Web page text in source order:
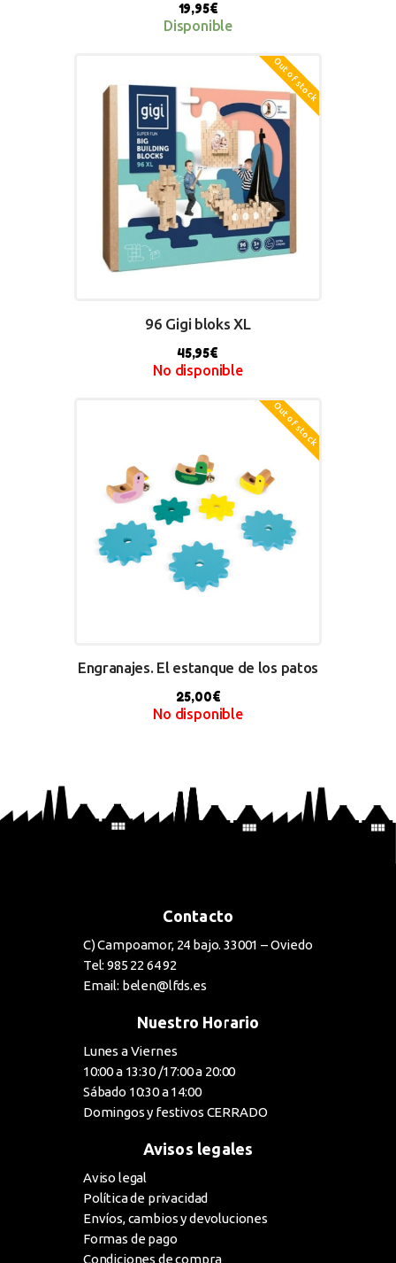
19,95€
Disponible
Out of stock
96 Gigi bloks XL
45,95€
No disponible
Out of stock
Engranajes. El estanque de los patos
25,00€
No disponible
Contacto
C) Campoamor, 24 bajo. 33001 – Oviedo
Tel: 985 22 64 92
Email: belen@lfds.es
Nuestro Horario
Lunes a Viernes
10:00 a 13:30 /17:00 a 20:00
Sábado 10:30 a 14:00
Domingos y festivos CERRADO
Avisos legales
Aviso legal
Política de privacidad
Envíos, cambios y devoluciones
Formas de pago
Condiciones de compra